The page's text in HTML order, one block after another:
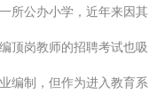
所公办小学，近年来因其
顶岗教师的招聘考试也吸
编制，但作为进入教育系